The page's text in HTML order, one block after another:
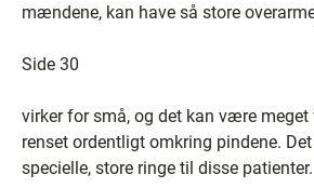
mændene, kan have så store
Side 30
virker for små, og det kan være
renset ordentligt omkring pindene.
specielle, store ringe til disse patienter.